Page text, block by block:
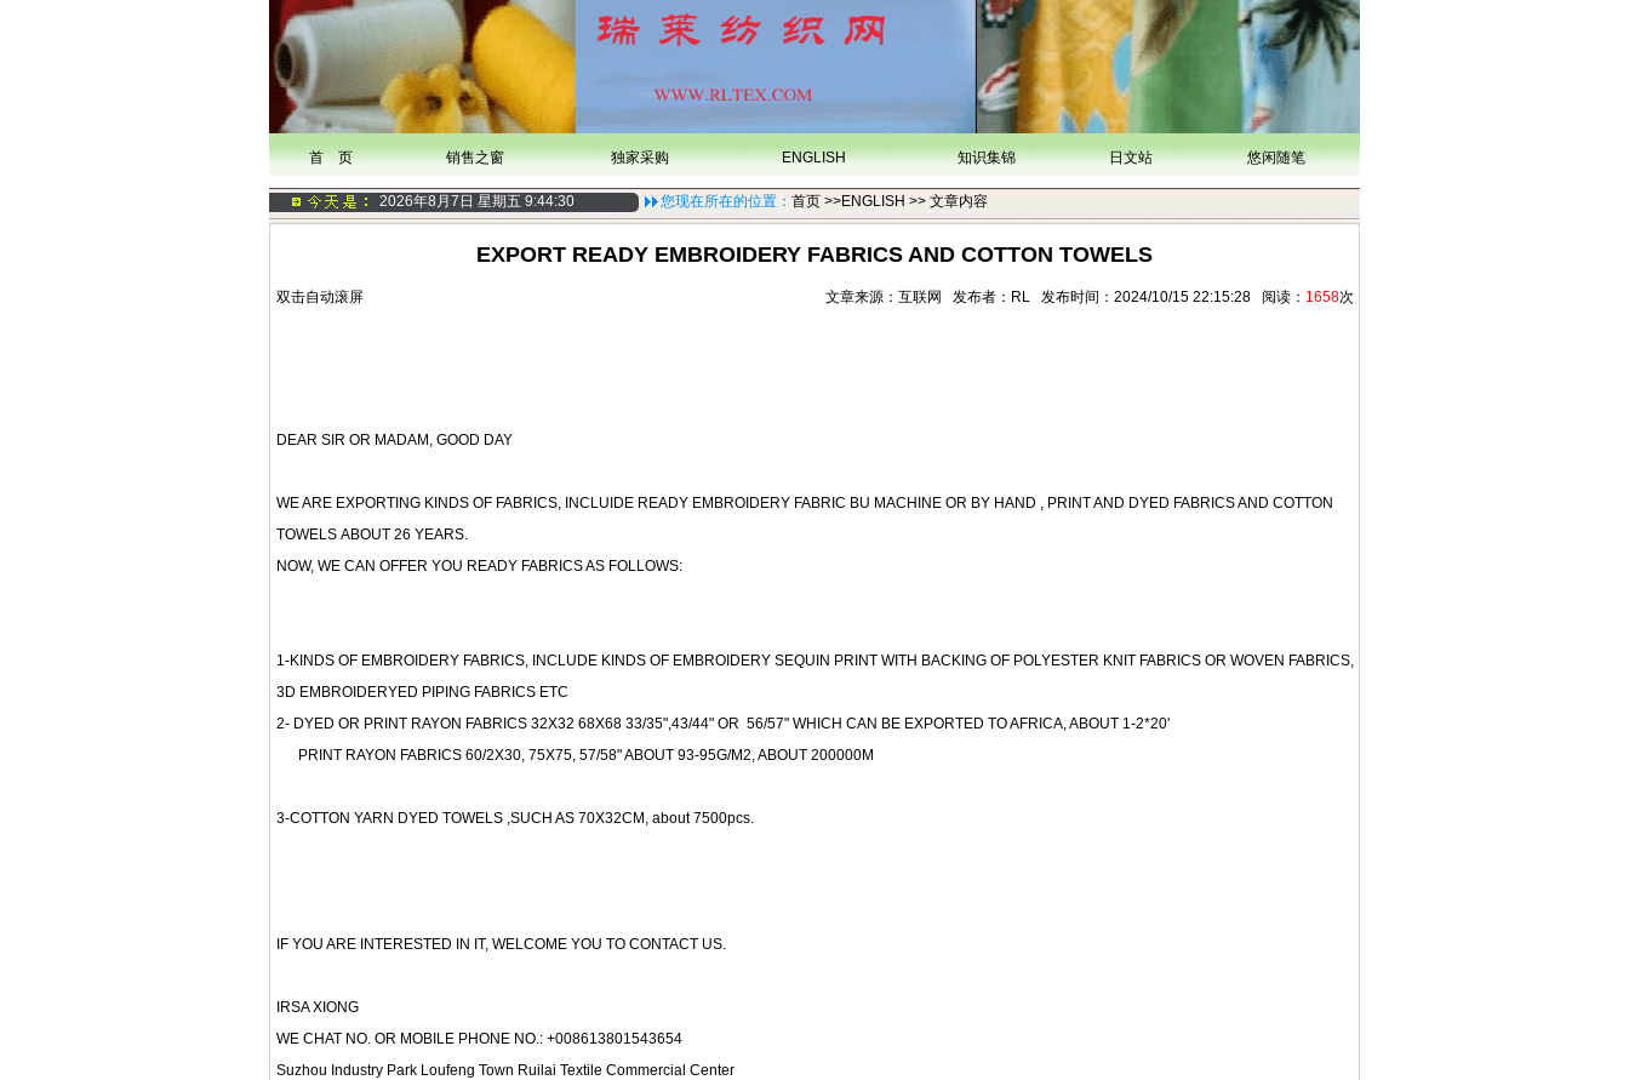
首 页 销售之窗 独家采购 ENGLISH 知识集锦 日文站 悠闲随笔
2026年8月7日 星期五 9:44:30 您现在所在的位置： 首页 >>ENGLISH >> 文章内容
EXPORT READY EMBROIDERY FABRICS AND COTTON TOWELS
双击自动滚屏 文章来源：互联网 发布者：RL 发布时间：2024/10/15 22:15:28 阅读： 1658次
DEAR SIR OR MADAM, GOOD DAY
WE ARE EXPORTING KINDS OF FABRICS, INCLUIDE READY EMBROIDERY FABRIC BU MACHINE OR BY HAND , PRINT AND DYED FABRICS AND COTTON
TOWELS ABOUT 26 YEARS.
NOW, WE CAN OFFER YOU READY FABRICS AS FOLLOWS:
1-KINDS OF EMBROIDERY FABRICS, INCLUDE KINDS OF EMBROIDERY SEQUIN PRINT WITH BACKING OF POLYESTER KNIT FABRICS OR WOVEN FABRICS,
3D EMBROIDERYED PIPING FABRICS ETC
2- DYED OR PRINT RAYON FABRICS 32X32 68X68 33/35",43/44" OR 56/57" WHICH CAN BE EXPORTED TO AFRICA, ABOUT 1-2*20'
PRINT RAYON FABRICS 60/2X30, 75X75, 57/58" ABOUT 93-95G/M2, ABOUT 200000M
3-COTTON YARN DYED TOWELS ,SUCH AS 70X32CM, about 7500pcs.
IF YOU ARE INTERESTED IN IT, WELCOME YOU TO CONTACT US.
IRSA XIONG
WE CHAT NO. OR MOBILE PHONE NO.: +008613801543654
Suzhou Industry Park Loufeng Town Ruilai Textile Commercial Center